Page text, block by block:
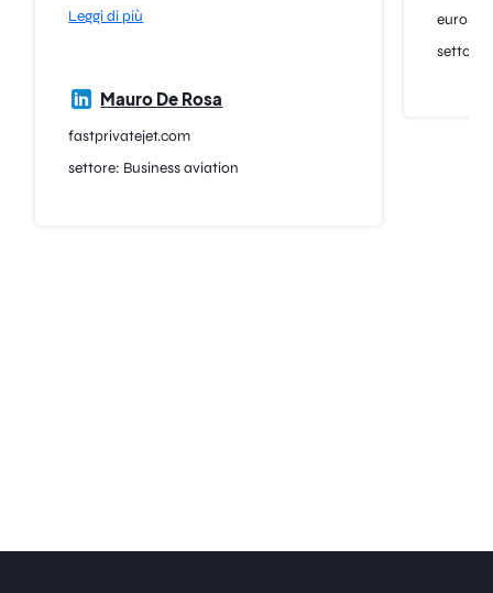
avvisi in SERP in merito a
escano su siti del genere)
Leggi di più
Mauro De Rosa
fastprivatejet.com
settore: Business aviation
settore: